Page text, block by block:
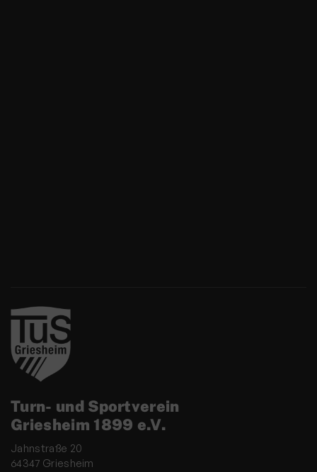
Turn- und Sportverein
Griesheim 1899 e.V.
Jahnstraße 20
64347 Griesheim